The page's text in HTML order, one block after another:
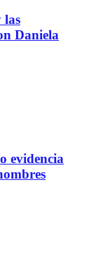
las
Daniela
evidencia